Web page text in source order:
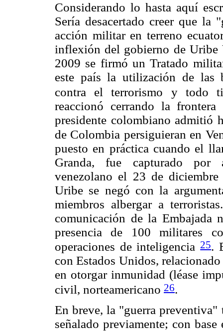
Considerando lo hasta aquí
Sería desacertado creer que
acción militar en terreno
inflexión del gobierno de Uribe
2009 se firmó un Tratado
este país la utilización de las
contra el terrorismo y todo
reaccionó cerrando la
presidente colombiano admitió
de Colombia persiguieran en
puesto en práctica cuando el
Granda, fue capturado por
venezolano el 23 de
Uribe se negó con la
miembros albergar a
comunicación de la Embajada
presencia de 100 militares
operaciones de inteligencia25.
con Estados Unidos,
en otorgar inmunidad (léase
civil, norteamericano 26.
En breve, la "guerra
señalado previamente; con